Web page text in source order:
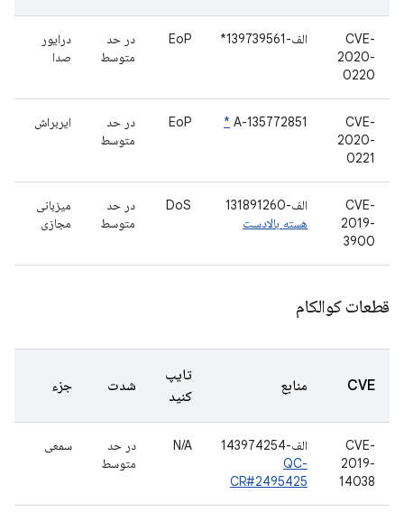
CVE-
2020-
0220
الف-139739561* EoP
در حد
متوسط
درایور
صدا
CVE-
2020-
0221
A-135772851
*
EoP
در حد
متوسط
ایربراش
CVE-
2019-
3900
الف-131891260
هسته بالادست
DoS
در حد
متوسط
میزبانی
مجازی
قطعات کوالکام
CVE منابع
تایپ
کنید
شدت جزء
CVE-
2019-
14038
الف-143974254
QC-
CR#2495425
N/A
در حد
متوسط
سمعی